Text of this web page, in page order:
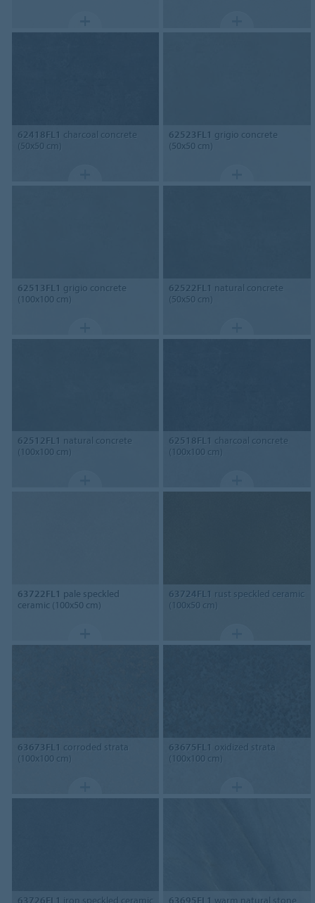
62418FL1 charcoal concrete
(50x50 cm)
62523FL1 grigio concrete
(50x50 cm)
62513FL1 grigio concrete
(100x100 cm)
62522FL1 natural concrete
(50x50 cm)
62512FL1 natural concrete
(100x100 cm)
62518FL1 charcoal concrete
(100x100 cm)
63722FL1 pale speckled
ceramic (100x50 cm)
63724FL1 rust speckled ceramic
(100x50 cm)
63673FL1 corroded strata
(100x100 cm)
63675FL1 oxidized strata
(100x100 cm)
63726FL1 iron speckled ceramic 63695FL1 warm natural stone